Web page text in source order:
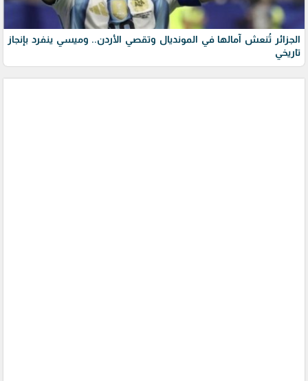
الجزائر تُنعش آمالها في المونديال وتقصي الأردن.. وميسي ينفرد بإنجاز
تاريخي